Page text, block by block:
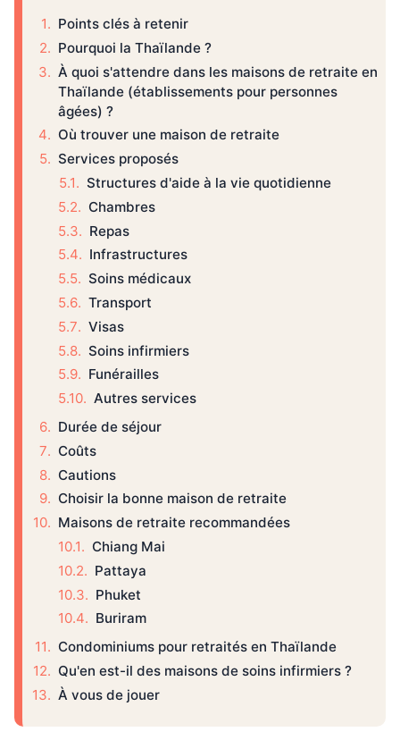
Points clés à retenir
Pourquoi la Thaïlande ?
À quoi s'attendre dans les maisons de retraite en
Thaïlande (établissements pour personnes
âgées) ?
Où trouver une maison de retraite
Services proposés
Structures d'aide à la vie quotidienne
Chambres
Repas
Infrastructures
Soins médicaux
Transport
Visas
Soins infirmiers
Funérailles
Autres services
Durée de séjour
Coûts
Cautions
Choisir la bonne maison de retraite
Maisons de retraite recommandées
Chiang Mai
Pattaya
Phuket
Buriram
Condominiums pour retraités en Thaïlande
Qu'en est-il des maisons de soins infirmiers ?
À vous de jouer